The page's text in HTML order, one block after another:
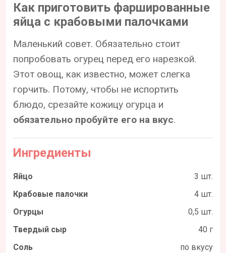
Как приготовить фаршированные
яйца с крабовыми палочками
Маленький совет. Обязательно стоит
попробовать огурец перед его нарезкой.
Этот овощ, как известно, может слегка
горчить. Потому, чтобы не испортить
блюдо, срезайте кожицу огурца и
обязательно пробуйте его на вкус.
Ингредиенты
Яйцо
3 шт.
Крабовые палочки
4 шт.
Огурцы
0,5 шт.
Твердый сыр
40 г
Соль
по вкусу